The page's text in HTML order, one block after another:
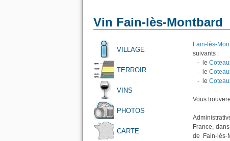
Vin Fain-lès-Montbard
VILLAGE
TERROIR
VINS
PHOTOS
CARTE
Fain-lès-
suivants :
- le
- le
- le
Vous
France,
de Fain-lès-